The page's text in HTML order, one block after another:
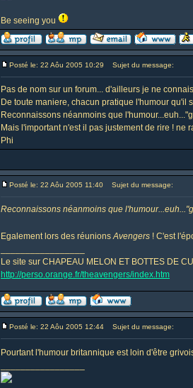
Be seeing you
Posté le: 22 Aôu 2005 10:29 Sujet du message:
Pas de nom sur un forum... d'ailleurs je ne
De toute maniere, chacun pratique l'humour qu'il
Reconnaissons néanmoins que
Mais l'important n'est il pas justement de rire ! ne
Phi
Posté le: 22 Aôu 2005 11:40 Sujet du message:
Reconnaissons néanmoins que
Egalement lors des réunionsAvengers ! C'est
Le site sur CHAPEAU MELON ET BOTTES DE
http://perso.orange.fr/theavengers/index.htm
Posté le: 22 Aôu 2005 12:44 Sujet du message:
Pourtant l'humour britannique est loin d'être